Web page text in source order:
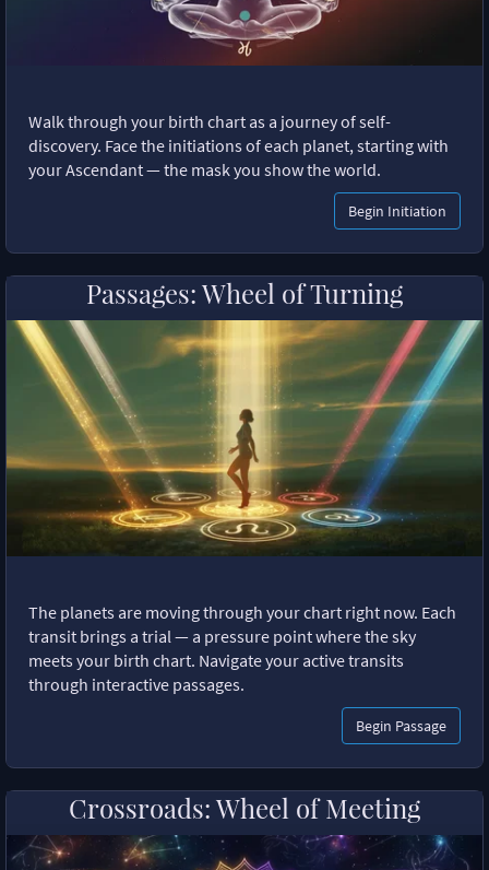
Walk through your birth chart as a journey of self-
discovery. Face the initiations of each planet, starting with
your Ascendant — the mask you show the world.
Begin Initiation
Passages: Wheel of Turning
The planets are moving through your chart right now. Each
transit brings a trial — a pressure point where the sky
meets your birth chart. Navigate your active transits
through interactive passages.
Begin Passage
Crossroads: Wheel of Meeting